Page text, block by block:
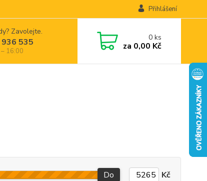
Přihlášení
Zavolejte.
535
16:00
0ks
za 0,00 Kč
Do Kč